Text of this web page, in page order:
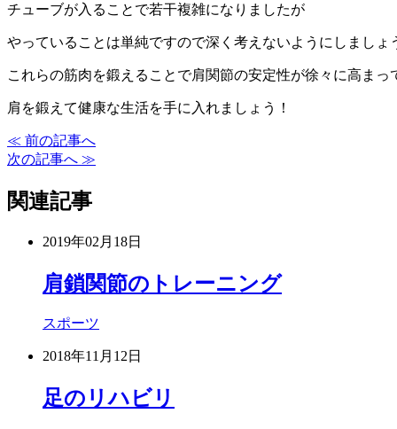
チューブが入ることで若干複雑になりましたが
やっていることは単純ですので深く考えないようにしましょ
これらの筋肉を鍛えることで肩関節の安定性が徐々に高まっ
肩を鍛えて健康な生活を手に入れましょう！
≪ 前の記事へ
次の記事へ ≫
関連記事
2019年02月18日
肩鎖関節のトレーニング
スポーツ
2018年11月12日
足のリハビリ